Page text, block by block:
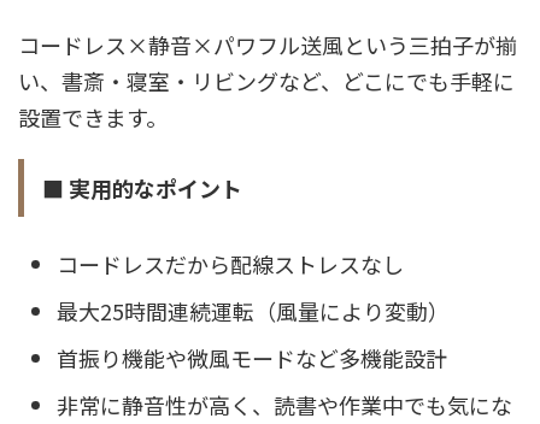
コードレス×静音×パワフル送風という三拍子が揃
い、書斎・寝室・リビングなど、どこにでも手軽に
設置できます。
■ 実用的なポイント
コードレスだから配線ストレスなし
最大25時間連続運転（風量により変動）
首振り機能や微風モードなど多機能設計
非常に静音性が高く、読書や作業中でも気にな